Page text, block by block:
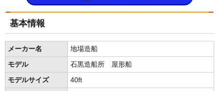
基本情報
メーカー名 地場造船
モデル 石黒造船所 屋形船
モデルサイズ 40ft